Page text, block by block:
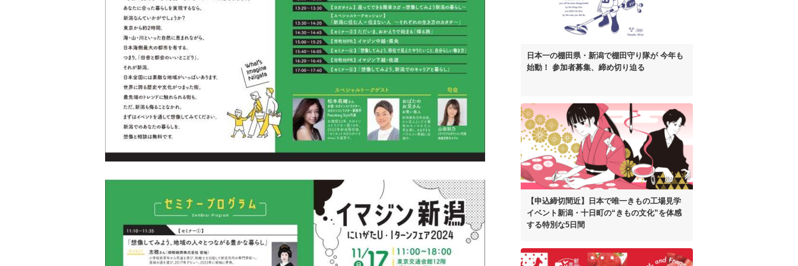
日本一の棚田県・新潟で棚田守り隊が今年も
始動！ 参加者募集、締め切り迫る
【申込締切間近】
日本で唯一きもの工場見学
イベント新潟・十日町の“きもの文化”を体感
する特別な5日間